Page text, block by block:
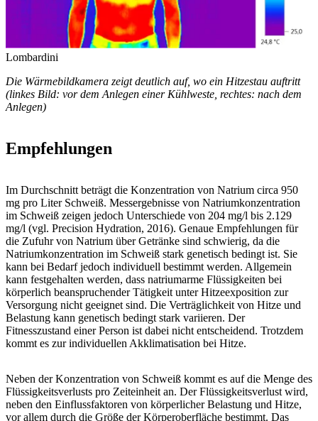
Lombardini
Die Wärmebildkamera zeigt deutlich auf, wo ein Hitzestau auftritt
(linkes Bild: vor dem Anlegen einer Kühlweste, rechtes: nach dem
Anlegen)
Empfehlungen
Im Durchschnitt beträgt die Konzentration von Natrium circa 950
mg pro Liter Schweiß. Messergebnisse von Natriumkonzentration
im Schweiß zeigen jedoch Unterschiede von 204 mg/l bis 2.129
mg/l (vgl. Precision Hydration, 2016). Genaue Empfehlungen für
die Zufuhr von Natrium über Getränke sind schwierig, da die
Natriumkonzentration im Schweiß stark genetisch bedingt ist. Sie
kann bei Bedarf jedoch individuell bestimmt werden. Allgemein
kann festgehalten werden, dass natriumarme Flüssigkeiten bei
körperlich beanspruchender Tätigkeit unter Hitze­exposition zur
Versorgung nicht geeignet sind. Die Verträglichkeit von Hitze und
Belastung kann genetisch bedingt stark variieren. Der
Fitnesszustand einer Person ist dabei nicht entscheidend. Trotzdem
kommt es zur individuellen Akklimatisation bei Hitze.
Neben der Konzentration von Schweiß kommt es auf die Menge des
Flüssigkeitsverlusts pro Zeiteinheit an. Der Flüssigkeitsverlust wird,
neben den Einflussfaktoren von körperlicher Belastung und Hitze,
vor allem durch die Größe der Körperoberfläche bestimmt. Das